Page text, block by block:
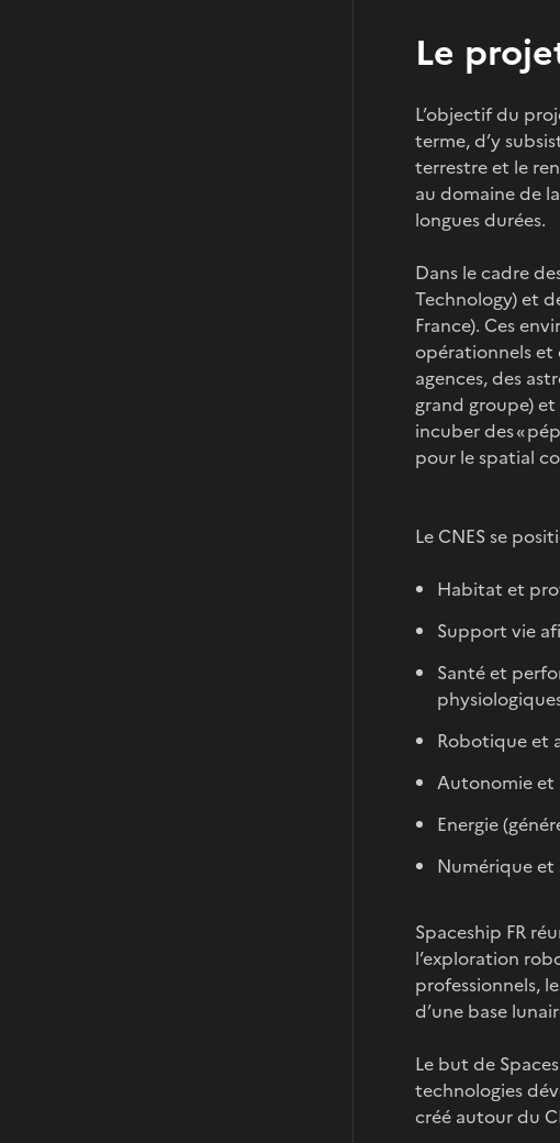
Le
L’objectif du
terme, d’y
terrestre et le
au domaine de
longues durées.
Dans le cadre
Technology) et
France). Ces
opérationnels et
agences, des
grand groupe)
incuber des «
pour le spatial
Le CNES se
Habitat et
Support vie
Santé et
Robotique et
Autonomie et
Energie
Numérique et
Spaceship FR
l’exploration
professionnels,
d’une base
Le but de
technologies
créé autour du